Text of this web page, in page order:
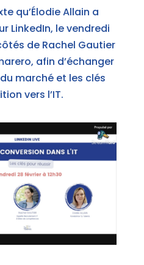
qu’Élodie Allain a
LinkedIn, le vendredi
de Rachel Gautier
afin d’échanger
marché et les clés
vers l’IT.